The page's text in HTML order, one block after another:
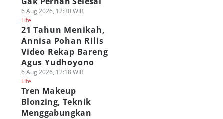
6 Aug 2026, 12:30 WIB
Life
21 Tahun Menikah,
Annisa Pohan Rilis
Video Rekap Bareng
Agus Yudhoyono
6 Aug 2026, 12:18 WIB
Life
Tren Makeup
Blonzing, Teknik
Menggabungkan